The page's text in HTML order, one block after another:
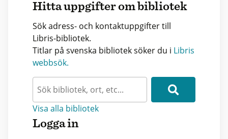
Hitta uppgifter om bibliotek
Sök adress- och kontaktuppgifter till
Libris-bibliotek.
Titlar på svenska bibliotek söker du i Libris
webbsök.
Visa alla bibliotek
Logga in